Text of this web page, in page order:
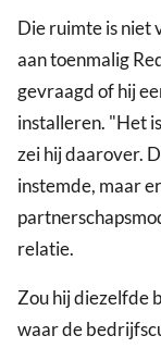
Die ruimte is niet
aan toenmalig
gevraagd of hij
installeren. "Het
zei hij daarover.
instemde, maar
relatie.
Zou hij diezelfde
waar de